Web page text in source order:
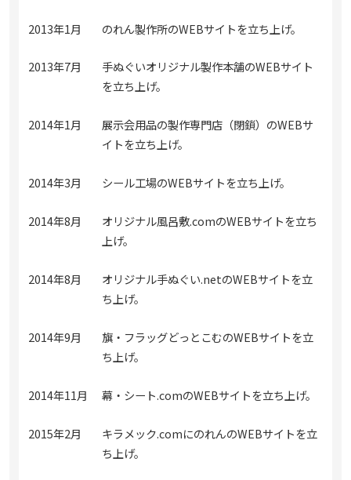
2013年1月 のれん製作所のWEBサイトを立ち上げ。
2013年7月
手ぬぐいオリジナル製作本舗のWEBサイト
を立ち上げ。
2014年1月
展示会用品の製作専門店（閉鎖）のWEBサ
イトを立ち上げ。
2014年3月 シール工場のWEBサイトを立ち上げ。
2014年8月
オリジナル風呂敷.comのWEBサイトを立ち
上げ。
2014年8月
オリジナル手ぬぐい.netのWEBサイトを立
ち上げ。
2014年9月
旗・フラッグどっとこむのWEBサイトを立
ち上げ。
2014年11月 幕・シート.comのWEBサイトを立ち上げ。
2015年2月
キラメック.comにのれんのWEBサイトを立
ち上げ。